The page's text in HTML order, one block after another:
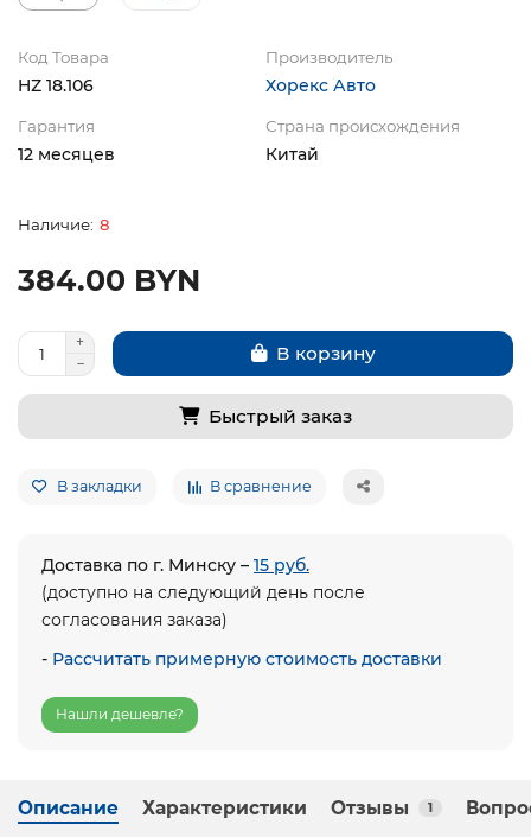
Код Товара
HZ 18.106
Производитель
Хорекс Авто
Гарантия
12 месяцев
Страна происхождения
Китай
8
384.00 BYN
В корзину
Быстрый заказ
В закладки В сравнение
Доставка по г. Минску – 15 руб.
(доступно на следующий день после
согласования заказа)
- Рассчитать примерную стоимость доставки
Нашли дешевле?
Описание Характеристики Отзывы 1